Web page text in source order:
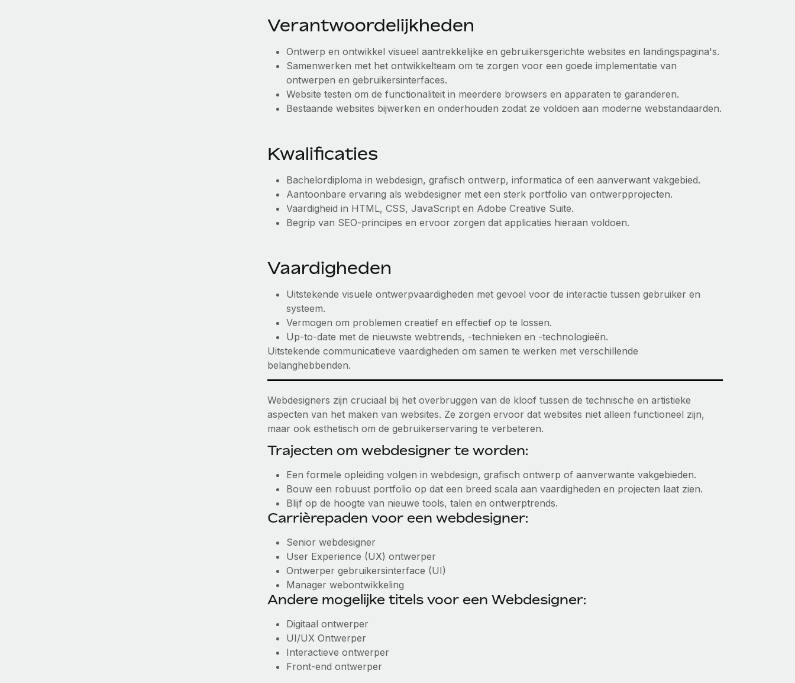
Verantwoordelijkheden
Ontwerp en ontwikkel visueel aantrekkelijke en gebruikersgerichte websites en landingspagina's.
Samenwerken met het ontwikkelteam om te zorgen voor een goede implementatie van
ontwerpen en gebruikersinterfaces.
Website testen om de functionaliteit in meerdere browsers en apparaten te garanderen.
Bestaande websites bijwerken en onderhouden zodat ze voldoen aan moderne webstandaarden.
Kwalificaties
Bachelordiploma in webdesign, grafisch ontwerp, informatica of een aanverwant vakgebied.
Aantoonbare ervaring als webdesigner met een sterk portfolio van ontwerpprojecten.
Vaardigheid in HTML, CSS, JavaScript en Adobe Creative Suite.
Begrip van SEO-principes en ervoor zorgen dat applicaties hieraan voldoen.
Vaardigheden
Uitstekende visuele ontwerpvaardigheden met gevoel voor de interactie tussen gebruiker en
systeem.
Vermogen om problemen creatief en effectief op te lossen.
Up-to-date met de nieuwste webtrends, -technieken en -technologieën.
Uitstekende communicatieve vaardigheden om samen te werken met verschillende
belanghebbenden.
Webdesigners zijn cruciaal bij het overbruggen van de kloof tussen de technische en artistieke
aspecten van het maken van websites. Ze zorgen ervoor dat websites niet alleen functioneel zijn,
maar ook esthetisch om de gebruikerservaring te verbeteren.
Trajecten om webdesigner te worden:
Een formele opleiding volgen in webdesign, grafisch ontwerp of aanverwante vakgebieden.
Bouw een robuust portfolio op dat een breed scala aan vaardigheden en projecten laat zien.
Blijf op de hoogte van nieuwe tools, talen en ontwerptrends.
Carrièrepaden voor een webdesigner:
Senior webdesigner
User Experience (UX) ontwerper
Ontwerper gebruikersinterface (UI)
Manager webontwikkeling
Andere mogelijke titels voor een Webdesigner:
Digitaal ontwerper
UI/UX Ontwerper
Interactieve ontwerper
Front-end ontwerper